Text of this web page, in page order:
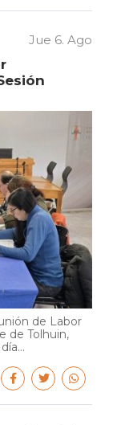
Jue 6. Ago
de Labor
de Tolhuin,